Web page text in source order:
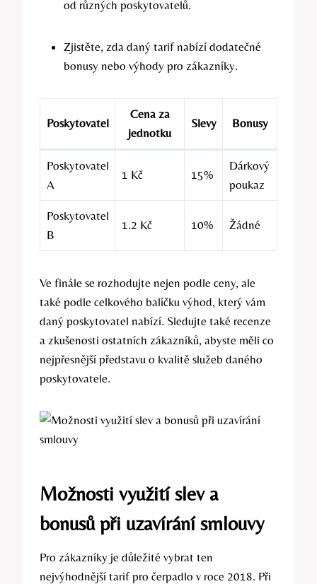
od různých poskytovatelů.
Zjistěte, zda daný tarif nabízí dodatečné
bonusy nebo výhody pro zákazníky.
Poskytovatel
Cena za
jednotku
Slevy Bonusy
Poskytovatel
A
1 Kč 15%
Dárkový
poukaz
Poskytovatel
B
1.2 Kč 10% Žádné
Ve finále se rozhodujte nejen podle ceny, ale
také podle celkového balíčku výhod, který vám
daný poskytovatel nabízí. Sledujte také recenze
a zkušenosti ostatních zákazníků, abyste měli co
nejpřesnější představu o kvalitě služeb daného
poskytovatele.
Možnosti využití slev a
bonusů při uzavírání smlouvy
Pro zákazníky je důležité vybrat ten
nejvýhodnější tarif pro čerpadlo v roce 2018. Při